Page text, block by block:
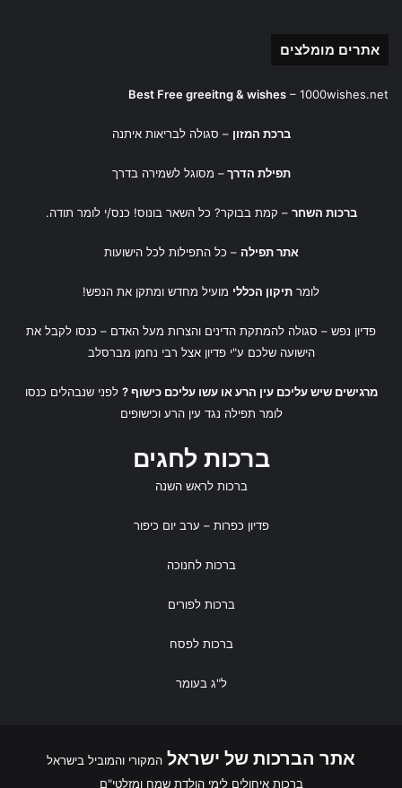
אתרים מומלצים
Best Free greeitng & wishes – 1000wishes.net
ברכת המזון – סגולה לבריאות איתנה
תפילת הדרך – מסוגל לשמירה בדרך
ברכות השחר – קמת בבוקר? כל השאר בונוס! כנס/י לומר תודה.
אתר תפילה – כל התפילות לכל הישועות
לומר תיקון הכללי מועיל מחדש ומתקן את הנפש!
פדיון נפש – סגולה להמתקת הדינים והצרות מעל האדם – כנסו לקבל את
הישועה שלכם ע"יפדיון אצל רבי נחמן מברסלב
מרגישים שיש עליכם עין הרע או עשו עליכם כישוף ? לפני שנבהלים כנסו
לומר תפילה נגד עין הרע וכישופים
ברכות לחגים
ברכות לראש השנה
פדיון כפרות – ערב יום כיפור
ברכות לחנוכה
ברכות לפורים
ברכות לפסח
ל"ג בעומר
אתר הברכות של ישראל המקורי והמוביל בישראל
ברכות איחולים לימי הולדת שמח ומזלטי"ם